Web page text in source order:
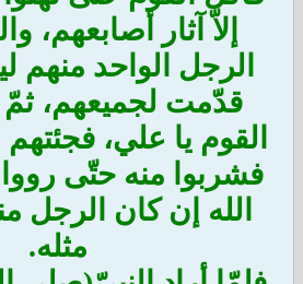
إلاّ آثار أصابعهم،
الرجل الواحد منهم
قدّمت لجميعهم،
القوم يا علي،
فشربوا منه حتّى رووا
الله إن كان الرجل
مثله.